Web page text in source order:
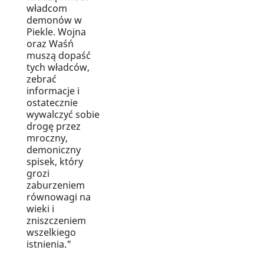
władcom
demonów w
Piekle. Wojna
oraz Waśń
muszą dopaść
tych władców,
zebrać
informacje i
ostatecznie
wywalczyć sobie
drogę przez
mroczny,
demoniczny
spisek, który
grozi
zaburzeniem
równowagi na
wieki i
zniszczeniem
wszelkiego
istnienia."